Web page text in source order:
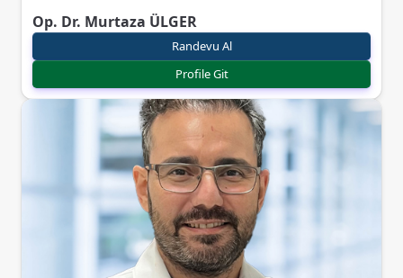
Op. Dr. Murtaza ÜLGER
Randevu Al
Profile Git